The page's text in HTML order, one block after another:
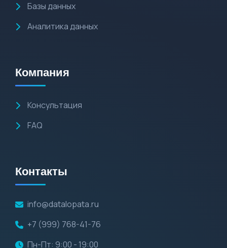
Базы данных
Аналитика данных
Компания
Консультация
FAQ
Контакты
info@datalopata.ru
+7 (999) 768-41-76
Пн-Пт: 9:00 - 19:00